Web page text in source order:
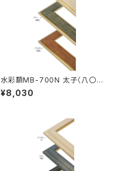
水彩額MB-700N 太子（八〇）
判 287×378ミリ
¥8,030